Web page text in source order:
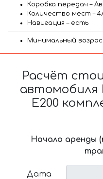
Коробка передач –
Количество мест –
Навигация – есть
Минимальный
Расчёт
автомобиля
Е200
Начало аренды
Дата